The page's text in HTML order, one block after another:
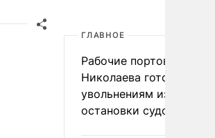
ГЛАВНОЕ
Рабочие портов
Николаева готовятся к
увольнениям из-за
остановки судоходства